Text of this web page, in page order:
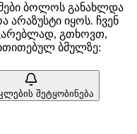
ბოლოს განახლდა
არაზუსტი იყოს. ჩვენ
გთხოვთ,
ბმულზე:
შეტყობინება